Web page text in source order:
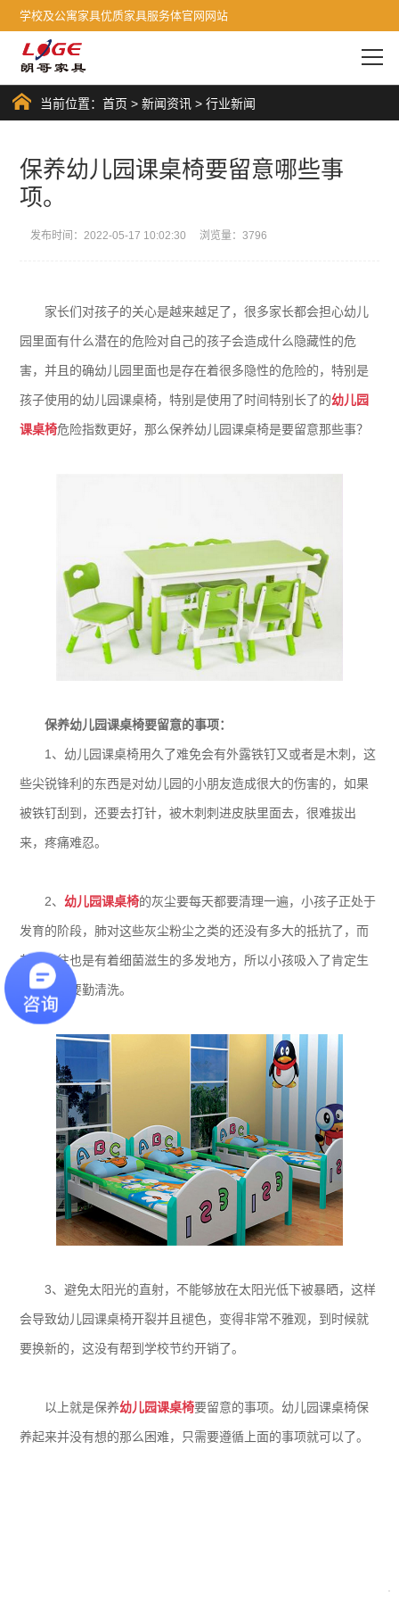
学校及公寓家具优质家具服务体官网网站
当前位置：首页 >新闻资讯 >行业新闻
保养幼儿园课桌椅要留意哪些事
项。
发布时间：2022-05-17 10:02:30 浏览量：3796
家长们对孩子的关心是越来越足了，很多家长都会担心幼儿
园里面有什么潜在的危险对自己的孩子会造成什么隐藏性的危
害，并且的确幼儿园里面也是存在着很多隐性的危险的，特别是
孩子使用的幼儿园课桌椅，特别是使用了时间特别长了的幼儿园
课桌椅危险指数更好，那么保养幼儿园课桌椅是要留意那些事？
保养幼儿园课桌椅要留意的事项：
1、幼儿园课桌椅用久了难免会有外露铁钉又或者是木刺，这
些尖锐锋利的东西是对幼儿园的小朋友造成很大的伤害的，如果
被铁钉刮到，还要去打针，被木刺刺进皮肤里面去，很难拔出
来，疼痛难忍。
2、幼儿园课桌椅的灰尘要每天都要清理一遍，小孩子正处于
发育的阶段，肺对这些灰尘粉尘之类的还没有多大的抵抗了，而
灰尘往往也是有着细菌滋生的多发地方，所以小孩吸入了肯定生
病，一定要勤清洗。
3、避免太阳光的直射，不能够放在太阳光低下被暴晒，这样
会导致幼儿园课桌椅开裂并且褪色，变得非常不雅观，到时候就
要换新的，这没有帮到学校节约开销了。
以上就是保养幼儿园课桌椅要留意的事项。幼儿园课桌椅保
养起来并没有想的那么困难，只需要遵循上面的事项就可以了。